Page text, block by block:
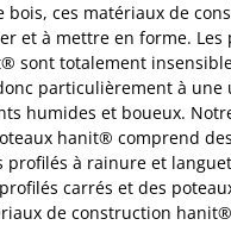
bois, ces matériaux de
et à mettre en forme. Les
sont totalement
particulièrement à une
humides et boueux.
hanit® comprend
profilés à rainure et
carrés et des
de construction